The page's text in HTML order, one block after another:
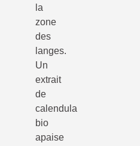
la
zone
des
langes.
Un
extrait
de
calendula
bio
apaise